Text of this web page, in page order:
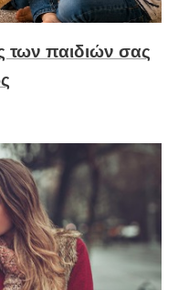
των παιδιών σας